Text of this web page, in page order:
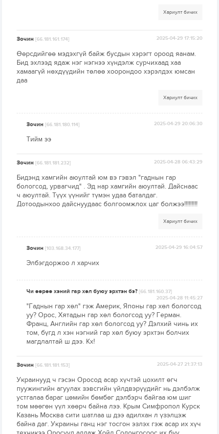
Хариулт бичих
Зочин[66.181.161.174] 2025-04-29 17:15:20
Өөрсдийгөө мэдэхгүй байж бусдын хэрэгт ороод яанам.
Бид эхлээд ядаж нэг нэгнээ хүндэлж сурчихаад хаа
хамаагүй нөхдүүдийн төлөө хоорондоо хэрэлдэх юмсан
даа
Хариулт бичих
Зочин[66.181.180.114] 2025-04-29 20:06:30
Тийм ээ
Зочин[66.181.181.232] 2025-04-28 06:43:29
Бидэнд хамгийн аюултай юм вэ гэвэл "гаднын гар
бологсод, урвагчид" . Эд нар хамгийн аюултай. Дайснаас
ч аюултай. Түүх үүнийг түмэн удаа баталдаг.
Дотоодынхоо дайснуудаас болгоомжлох цаг болжээ!!!!!!!!!
Хариулт бичих
Зочин[103.168.34.177] 2025-04-29 16:04:57
Элбэгдоржоо л харчих
Чи өөрөө хэний гар хөл буюу эрхтэн бэ?[66.181.160.37]
2025-04-28 11:45:27
"Гаднын гар хөл" гэж Америк, Японы гар хөл бологсод
уу? Орос, Хятадын гар хөл бологсод уу? Герман.
Франц, Английн гар хөл бологсод уу? Дэлхий чинь их
том, бүгд л хэн нэгний гар хөл буюу эрхтэн болчих
магдлалтай ш дээ. Кх!
Зочин[66.181.181.153] 2025-04-27 21:37:13
Украинууд ч гэсэн Оросод асар хүчтэй цохилт өгч
пуужингийн агуулах зэвсгийн үйлдвэрүүдийг нь дэлбэлж
устгалаа бараг цөмийн бөмбөг дэлбэрч байгаа юм шиг
том мөөгөн үүл хөөрч байна лээ. Крым Симфропол Курск
Казань Москва сити шатлаа ш дээ адилхан л үзэлцэж
байна даг. Украины ганц нэг тосгон эзлэх гэж асар их хүч